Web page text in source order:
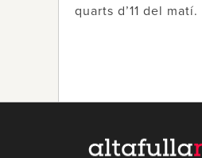
quarts d’11 del matí.